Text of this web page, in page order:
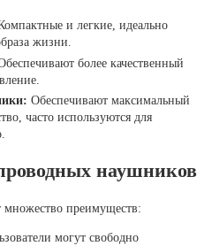
и легкие, идеально
жизни.
более качественный
Обеспечивают максимальный
часто используются для
наушников
преимуществ:
могут свободно